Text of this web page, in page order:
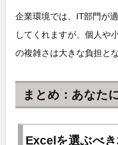
企業環境では、IT部門が
してくれますが、個人や
の複雑さは大きな負担と
まとめ：あなた
Excelを選ぶべ